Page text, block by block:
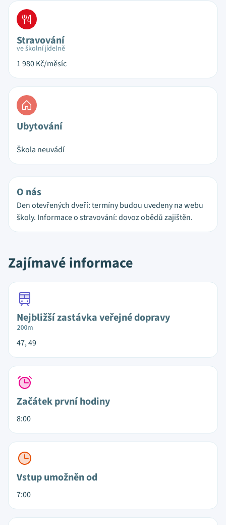
Stravování
ve školní jídelně
1 980Kč/měsíc
Ubytování
Škola neuvádí
O nás
Den otevřených dveří: termíny budou uvedeny na webu
školy. Informace o stravování: dovoz obědů zajištěn.
Zajímavé informace
Nejbližší zastávka veřejné dopravy
200m
47, 49
Začátek první hodiny
8:00
Vstup umožněn od
7:00